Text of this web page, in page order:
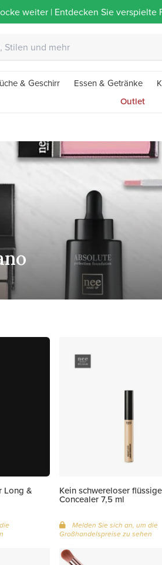
weiter | Entdecken Sie
& Geschirr Essen & Getränke
Outlet
Long & Kein schwereloser
Concealer 7,5 ml
Melden Sie sich an, um die
Großhandelspreise zu sehen